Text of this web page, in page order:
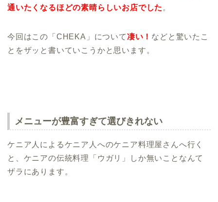
通いたくなるほどの素晴らしいお店でした 。
今回はこの「CHEKA」について凄い！ などと驚いたこ
とをザッと書いていこうかと思います。
メニューが豊富すぎて選びきれない
ケニア人によるケニア人へのケニア料理屋さんへ行く
と、ケニアの伝統料理「ウガリ」しか無いことなんて
ザラにあります。